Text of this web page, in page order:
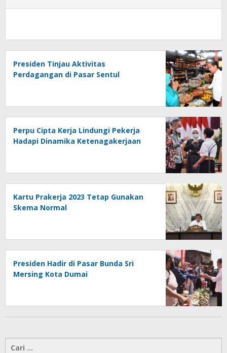
Presiden Tinjau Aktivitas
Perdagangan di Pasar Sentul
Perpu Cipta Kerja Lindungi Pekerja
Hadapi Dinamika Ketenagakerjaan
Kartu Prakerja 2023 Tetap Gunakan
Skema Normal
Presiden Hadir di Pasar Bunda Sri
Mersing Kota Dumai